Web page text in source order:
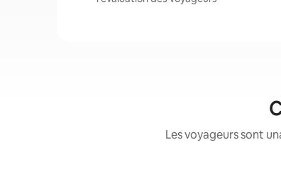
Les voyageurs sont